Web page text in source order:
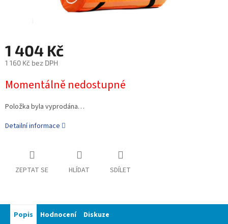
1 404 Kč
1 160 Kč bez DPH
Momentálně nedostupné
Položka byla vyprodána…
Detailní informace
ZEPTAT SE HLÍDAT SDÍLET
Popis Hodnocení Diskuze